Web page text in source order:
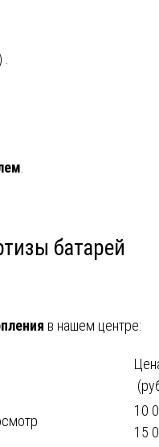
батарей
в нашем центре:
10
15